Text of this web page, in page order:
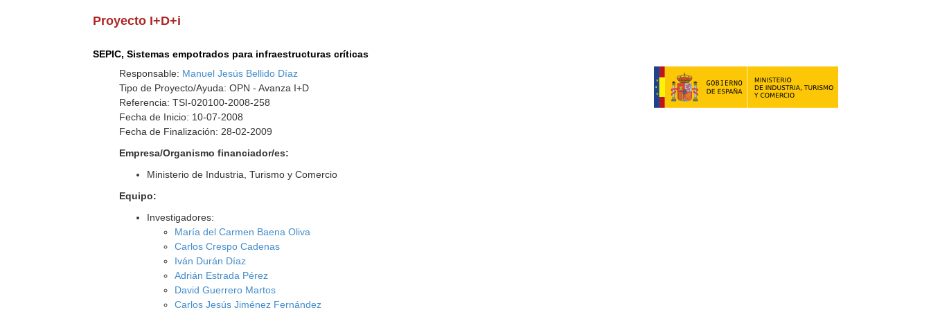
Proyecto I+D+i
SEPIC, Sistemas empotrados para infraestructuras críticas
Responsable: Manuel Jesús Bellido Díaz
Tipo de Proyecto/Ayuda: OPN - Avanza I+D
Referencia: TSI-020100-2008-258
Fecha de Inicio: 10-07-2008
Fecha de Finalización: 28-02-2009
Empresa/Organismo financiador/es:
Ministerio de Industria, Turismo y Comercio
Equipo:
Investigadores:
María del Carmen Baena Oliva
Carlos Crespo Cadenas
Iván Durán Díaz
Adrián Estrada Pérez
David Guerrero Martos
Carlos Jesús Jiménez Fernández